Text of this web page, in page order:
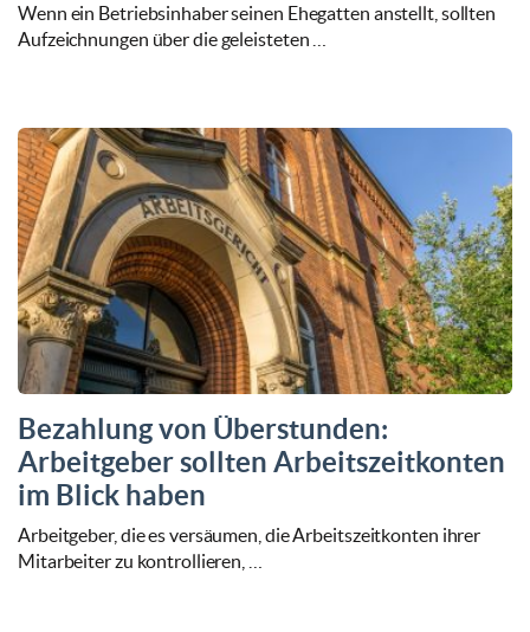
Wenn ein Betriebsinhaber seinen Ehegatten anstellt, sollten
Aufzeichnungen über die geleisteten …
Bezahlung von Überstunden:
Arbeitgeber sollten Arbeitszeitkonten
im Blick haben
Arbeitgeber, die es versäumen, die Arbeitszeitkonten ihrer
Mitarbeiter zu kontrollieren, …